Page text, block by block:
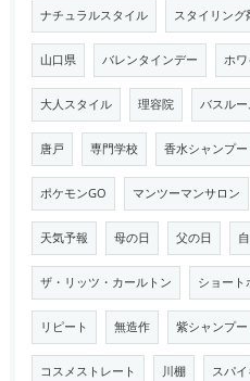
ナチュラルスタイル スタイリング
山口県 バレンタインデー ホ
大人スタイル 理容院 バスルー
唐戸 専門学校 香水シャンプー
ポケモンGO マンツーマンサロン
天気予報 母の日 父の日
ザ・リッツ・カールトン ショート
リピート 無造作 紫シャンプー
コスメストレート 川棚 スパ